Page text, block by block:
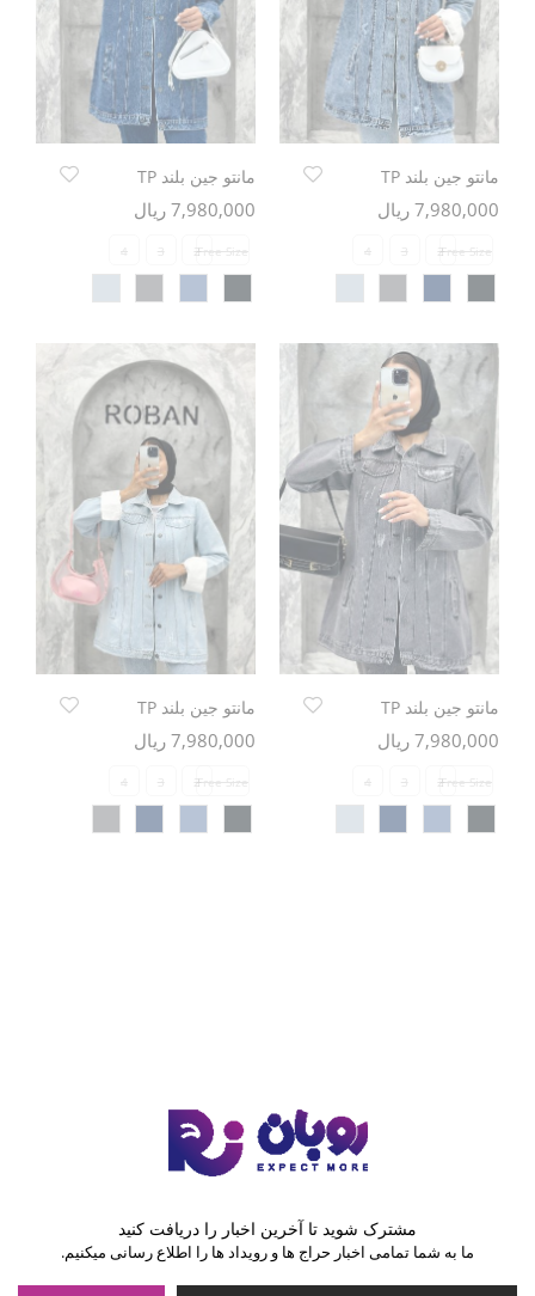
مانتو جین بلند TP
7,980,000 ریال
Free Size
2
3
4
مانتو جین بلند TP
7,980,000 ریال
Free Size
2
3
4
مانتو جین بلند TP
7,980,000 ریال
Free Size
2
3
4
مانتو جین بلند TP
7,980,000 ریال
Free Size
2
3
4
مشترک شوید تا آخرین اخبار را دریافت کنید
ما به شما تمامی اخبار حراج ها و رویداد ها را اطلاع رسانی میکنیم.